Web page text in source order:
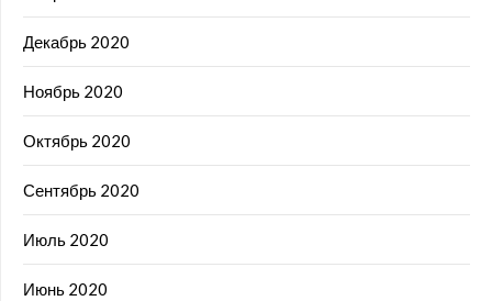
Декабрь 2020
Ноябрь 2020
Октябрь 2020
Сентябрь 2020
Июль 2020
Июнь 2020